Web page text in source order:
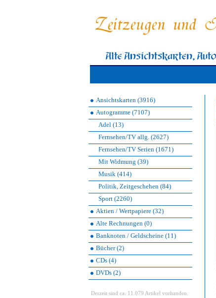
Ansichtskarten (3916)
Autogramme (7107)
Adel (13)
Fernsehen/TV allg. (2627)
Fernsehen/TV Serien (1671)
Mit Widmung (39)
Musik (414)
Politik, Zeitgeschehen (84)
Sport (2260)
Aktien / Wertpapiere (32)
Alte Rechnungen (0)
Banknoten / Geldscheine (11)
Bücher (2)
CDs (4)
DVDs (2)
Derzeit sind ca. 11.079 Artikel vorhanden.